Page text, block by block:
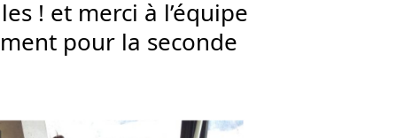
! et merci à l’équipe
pour la seconde